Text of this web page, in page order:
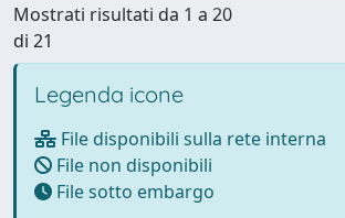
Mostrati risultati da 1 a 20
di 21
Legenda icone
File disponibili sulla rete interna
File non disponibili
File sotto embargo